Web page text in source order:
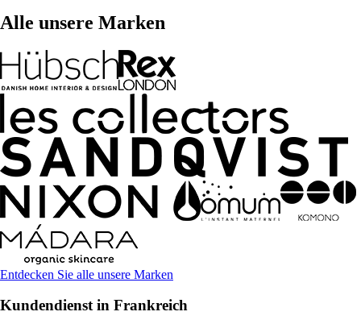
Alle unsere Marken
Entdecken Sie alle unsere Marken
Kundendienst in Frankreich